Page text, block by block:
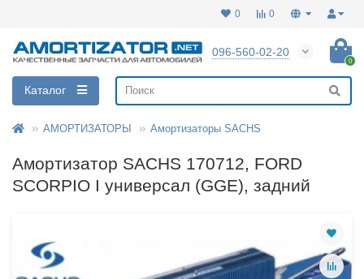
0
0
096-560-02-20
0
Каталог
АМОРТИЗАТОРЫ Амортизаторы SACHS
Амортизатор SACHS 170712, FORD
SCORPIO I универсал (GGE), задний